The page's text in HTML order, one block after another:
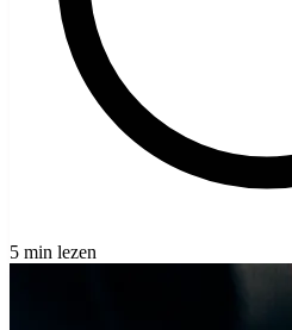
5 min lezen